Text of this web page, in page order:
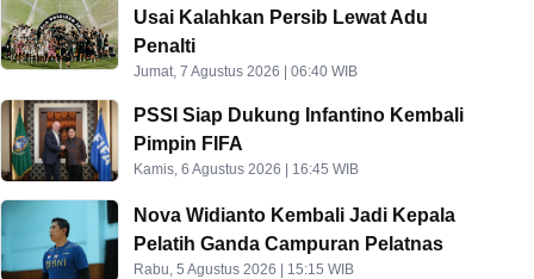
Usai Kalahkan Persib Lewat Adu
Penalti
Jumat, 7 Agustus 2026 | 06:40 WIB
PSSI Siap Dukung Infantino Kembali
Pimpin FIFA
Kamis, 6 Agustus 2026 | 16:45 WIB
Nova Widianto Kembali Jadi Kepala
Pelatih Ganda Campuran Pelatnas
Rabu, 5 Agustus 2026 | 15:15 WIB